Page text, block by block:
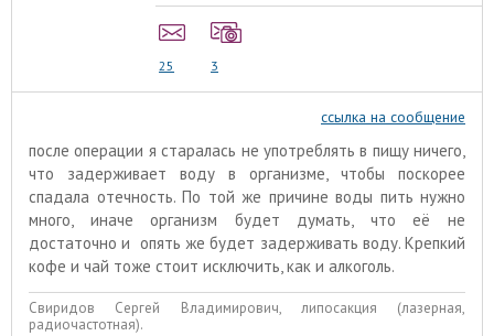
25 3
ссылка на сообщение
после операции я старалась не употреблять в пищу ничего,
что задерживает воду в организме, чтобы поскорее
спадала отечность. По той же причине воды пить нужно
много, иначе организм будет думать, что её не
достаточно и опять же будет задерживать воду. Крепкий
кофе и чай тоже стоит исключить, как и алкоголь.
Свиридов Сергей Владимирович, липосакция (лазерная,
радиочастотная).